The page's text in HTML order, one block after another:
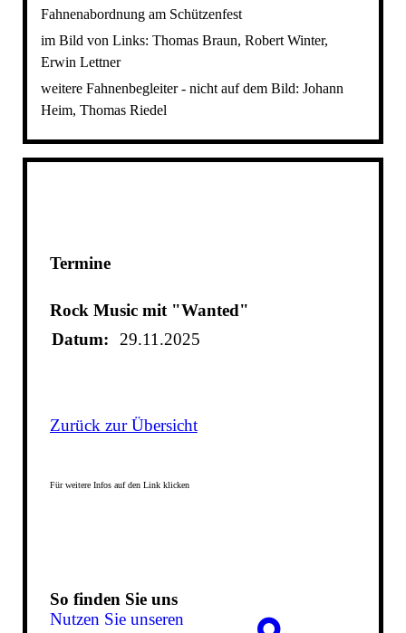
Fahnenabordnung am Schützenfest
im Bild von Links: Thomas Braun, Robert Winter,
Erwin Lettner
weitere Fahnenbegleiter - nicht auf dem Bild: Johann
Heim, Thomas Riedel
Termine
Rock Music mit "Wanted"
Datum:
29.11.2025
Zurück zur Übersicht
Für weitere Infos auf den Link klicken
So finden Sie uns
Nutzen Sie unseren